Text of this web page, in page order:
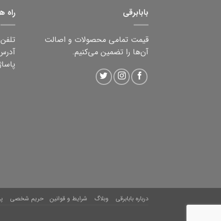
بابابرقی
قیمت تمامی محصولات و اصالت
آن‌ها را تضمین می‌کنیم.
راه
تلفن
درباره بابابرقی وبلاگ شرایط و قوانین حریم شخصی